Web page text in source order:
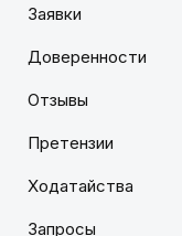
Заявки
Доверенности
Отзывы
Претензии
Ходатайства
Запросы